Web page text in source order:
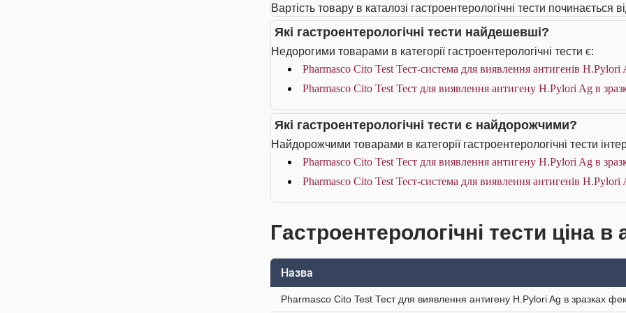
Вартість товару в каталозі гастроентерологічні тести починається
Які гастроентерологічні тести найдешевші?
Недорогими товарами в категорії гастроентерологічні тести є:
Pharmasco Cito Test Тест-система для виявлення антигенів
Pharmasco Cito Test Тест для виявлення антигену Н.Pylori Ag в
Які гастроентерологічні тести є найдорожчими?
Найдорожчими товарами в категорії гастроентерологічні тести
Pharmasco Cito Test Тест для виявлення антигену Н.Pylori Ag в
Pharmasco Cito Test Тест-система для виявлення антигенів
Гастроентерологічні тести ціна в
Назва
Pharmasco Cito Test Тест для виявлення антигену Н.Pylori Ag в зразках